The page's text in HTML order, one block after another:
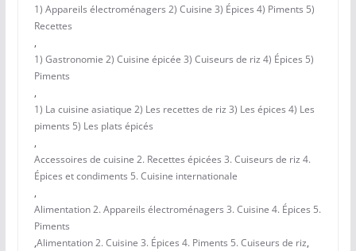
1) Appareils électroménagers 2) Cuisine 3) Épices 4) Piments 5)
Recettes
,
1) Gastronomie 2) Cuisine épicée 3) Cuiseurs de riz 4) Épices 5)
Piments
,
1) La cuisine asiatique 2) Les recettes de riz 3) Les épices 4) Les
piments 5) Les plats épicés
,
Accessoires de cuisine 2. Recettes épicées 3. Cuiseurs de riz 4.
Épices et condiments 5. Cuisine internationale
,
Alimentation 2. Appareils électroménagers 3. Cuisine 4. Épices 5.
Piments
,Alimentation 2. Cuisine 3. Épices 4. Piments 5. Cuiseurs de riz,